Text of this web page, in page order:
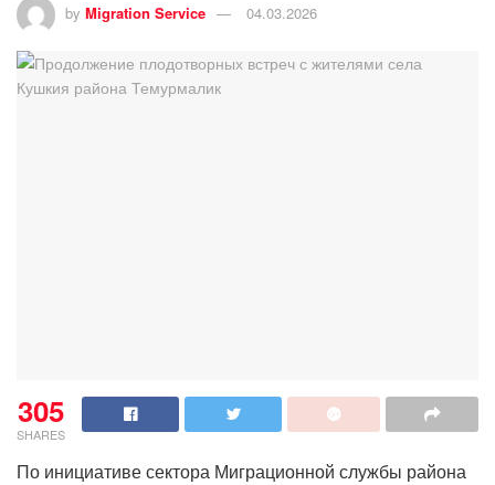
by Migration Service 04.03.2026
305
SHARES
По инициативе сектора Миграционной службы района